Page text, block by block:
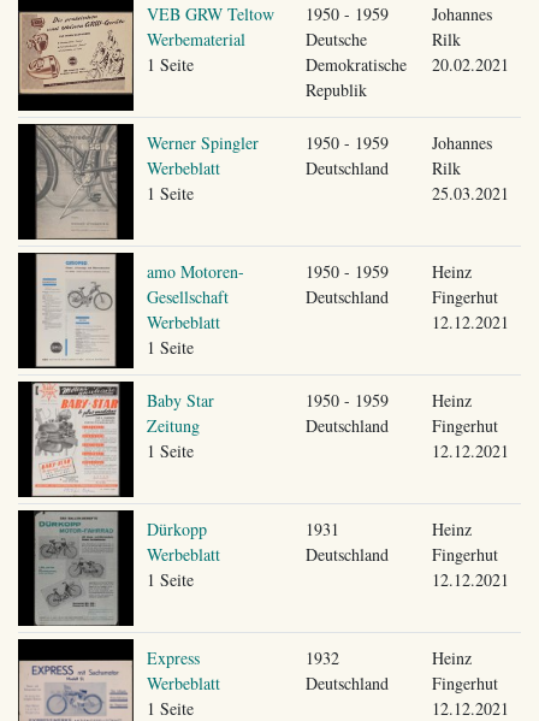
VEB GRW Teltow
Werbematerial
1 Seite
1950 - 1959
Deutsche
Demokratische
Republik
Johannes
Rilk
20.02.2021
Werner Spingler
Werbeblatt
1 Seite
1950 - 1959
Deutschland
Johannes
Rilk
25.03.2021
amo Motoren-
Gesellschaft
Werbeblatt
1 Seite
1950 - 1959
Deutschland
Heinz
Fingerhut
12.12.2021
Baby Star
Zeitung
1 Seite
1950 - 1959
Deutschland
Heinz
Fingerhut
12.12.2021
Dürkopp
Werbeblatt
1 Seite
1931
Deutschland
Heinz
Fingerhut
12.12.2021
Express
Werbeblatt
1 Seite
1932
Deutschland
Heinz
Fingerhut
12.12.2021